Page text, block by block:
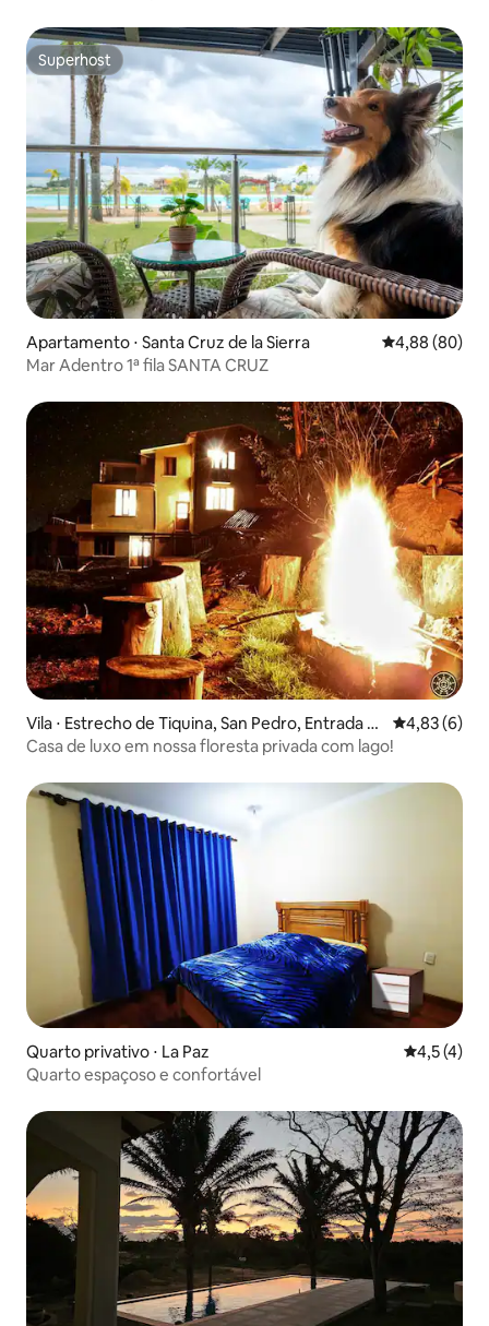
Superhost
Superhost
Apartamento ⋅ Santa Cruz de la Sierra 4,88 de uma
4,88 (80)
Mar Adentro 1ª fila SANTA CRUZ
Vila ⋅ Estrecho de Tiquina, San Pedro, Entrada a
Tito Yupanqui
4,83 de uma
4,83 (6)
Casa de luxo em nossa floresta privada com lago!
Quarto privativo ⋅ La Paz 4,5 de
4,5 (4)
Quarto espaçoso e confortável